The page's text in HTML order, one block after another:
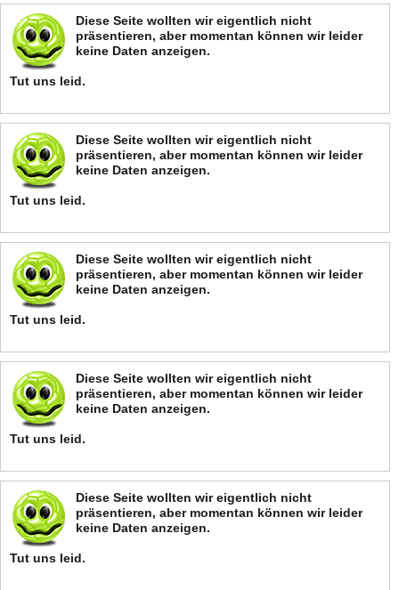
Diese Seite wollten wir eigentlich nicht
präsentieren, aber momentan können wir leider
keine Daten anzeigen.
Tut uns leid.
Diese Seite wollten wir eigentlich nicht
präsentieren, aber momentan können wir leider
keine Daten anzeigen.
Tut uns leid.
Diese Seite wollten wir eigentlich nicht
präsentieren, aber momentan können wir leider
keine Daten anzeigen.
Tut uns leid.
Diese Seite wollten wir eigentlich nicht
präsentieren, aber momentan können wir leider
keine Daten anzeigen.
Tut uns leid.
Diese Seite wollten wir eigentlich nicht
präsentieren, aber momentan können wir leider
keine Daten anzeigen.
Tut uns leid.